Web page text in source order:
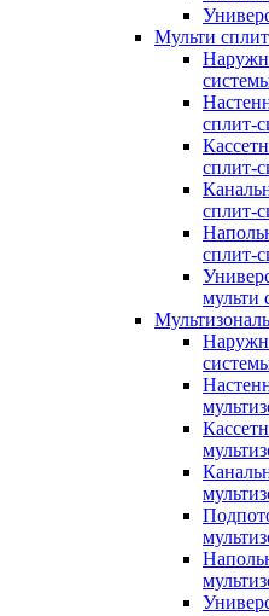
Мульти
сплит-
сплит-
сплит-
сплит-
мульти